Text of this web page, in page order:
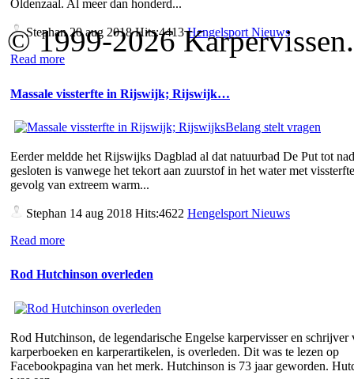
Oldenzaal. Al meer dan honderd...
Stephan20 aug 2018 Hits:4413Hengelsport Nieuws
Read more
Massale vissterfte in Rijswijk; Rijswijk…
Eerder meldde het Rijswijks Dagblad al dat natuurbad De Put tot
gesloten is vanwege het tekort aan zuurstof in het water met
gevolg van extreem warm...
Stephan 14 aug 2018 Hits:4622 Hengelsport Nieuws
Read more
Rod Hutchinson overleden
Rod Hutchinson, de legendarische Engelse karpervisser en schrijver
karperboeken en karperartikelen, is overleden. Dit was te lezen op
Facebookpagina van het merk. Hutchinson is 73 jaar geworden.
© 1999-2026